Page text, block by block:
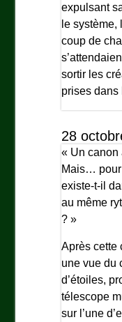
expulsant
le
coup de
sortir les
prises dans
28
« Un canon
Mais…
existe-t-il
au même
? »
Après cette
une vue du
d’étoiles,
télescope
sur l’une